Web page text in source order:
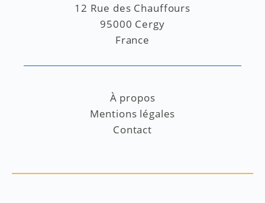
12 Rue des Chauffours
95000 Cergy
France
À propos
Mentions légales
Contact